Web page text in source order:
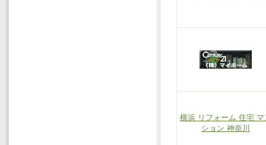
横浜 リフォーム 住宅 マ
ション 神奈川